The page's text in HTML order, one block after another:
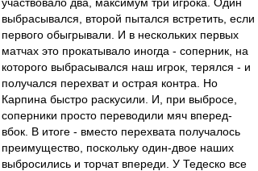
выбрасывался, второй пытался встретить, если
первого обыгрывали. И в нескольких первых
матчах это прокатывало иногда - соперник, на
которого выбрасывался наш игрок, терялся - и
получался перехват и острая контра. Но
Карпина быстро раскусили. И, при выбросе,
соперники просто переводили мяч вперед-
вбок. В итоге - вместо перехвата получалось
преимущество, поскольку один-двое наших
выбросились и торчат впереди. У Тедеско все